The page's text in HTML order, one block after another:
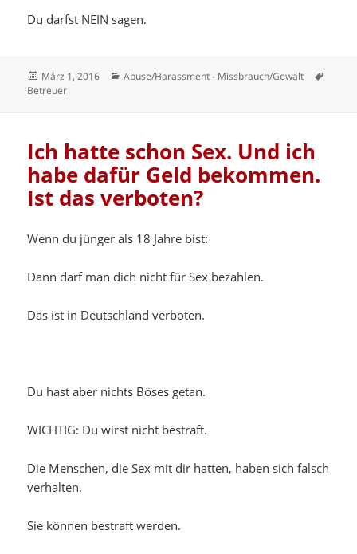
Du darfst NEIN sagen.
Veröffentlicht
am
März 1, 2016 Kategorien
Abuse/Harassment - Missbrauch/Gewalt
Betreuer
Ich hatte schon Sex. Und ich
habe dafür Geld bekommen.
Ist das verboten?
Wenn du jünger als 18 Jahre bist:
Dann darf man dich nicht für Sex bezahlen.
Das ist in Deutschland verboten.
Du hast aber nichts Böses getan.
WICHTIG: Du wirst nicht bestraft.
Die Menschen, die Sex mit dir hatten, haben sich falsch
verhalten.
Sie können bestraft werden.